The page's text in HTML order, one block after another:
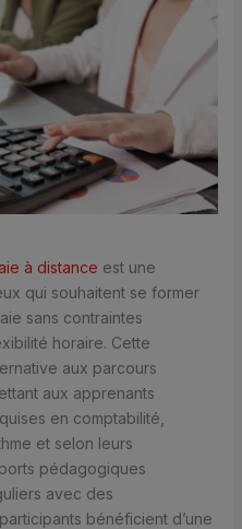
à distance est une
qui souhaitent se former
sans contraintes
horaire. Cette
aux parcours
aux apprenants
en comptabilité,
et selon leurs
pédagogiques
avec des
bénéficient d’une